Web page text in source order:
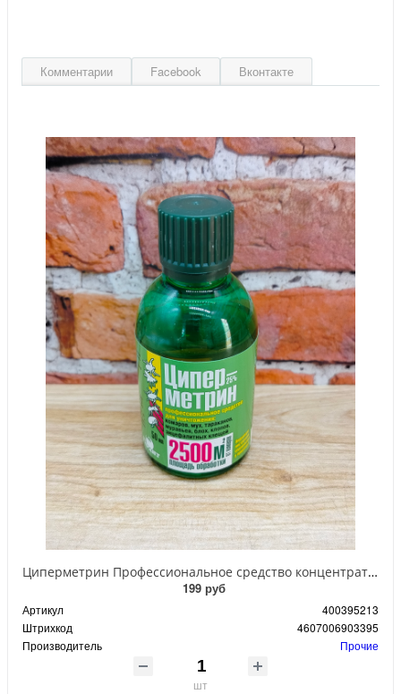
Комментарии Facebook Вконтакте
Циперметрин Профессиональное средство концентрат эмульсии 25% для уничтожения тараканов, мух,комаров, блох, клопов, муравьев, ос 50 мл
199 руб
Артикул
400395213
Штрихкод
4607006903395
Производитель
Прочие
шт